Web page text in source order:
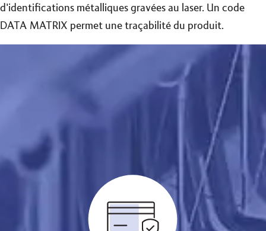
d'identifications métalliques gravées au laser. Un code
DATA MATRIX permet une traçabilité du produit.